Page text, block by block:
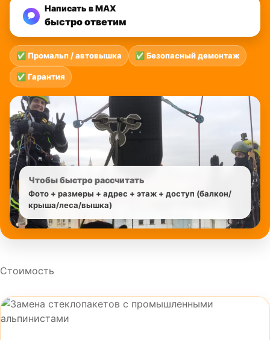
Написать в MAX
быстро ответим
✅ Промальп / автовышка ✅ Безопасный демонтаж
✅ Гарантия
Чтобы быстро рассчитать
Фото + размеры + адрес + этаж + доступ (балкон/
крыша/леса/вышка)
Стоимость